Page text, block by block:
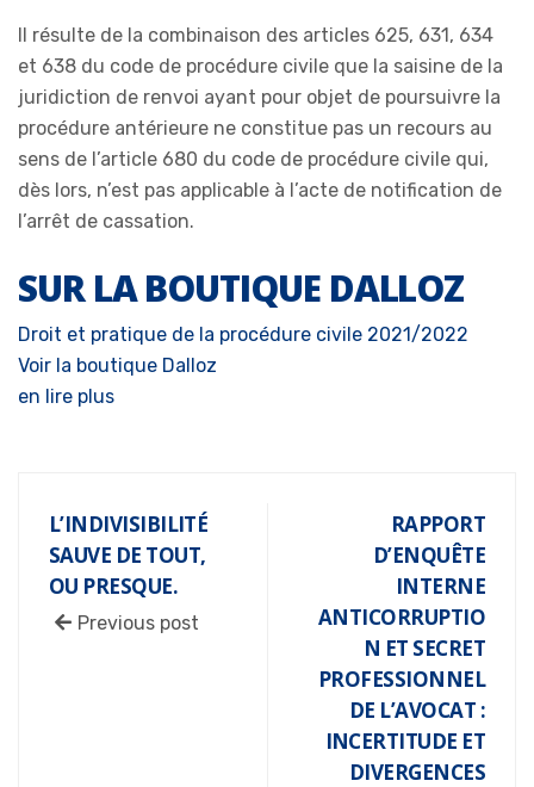
Il résulte de la combinaison des articles 625, 631, 634
et 638 du code de procédure civile que la saisine de la
juridiction de renvoi ayant pour objet de poursuivre la
procédure antérieure ne constitue pas un recours au
sens de l’article 680 du code de procédure civile qui,
dès lors, n’est pas applicable à l’acte de notification de
l’arrêt de cassation.
SUR LA BOUTIQUE DALLOZ
Droit et pratique de la procédure civile 2021/2022
Voir la boutique Dalloz
en lire plus
L’INDIVISIBILITÉ
SAUVE DE TOUT,
OU PRESQUE.
Previous post
RAPPORT
D’ENQUÊTE
INTERNE
ANTICORRUPTIO
N ET SECRET
PROFESSIONNEL
DE L’AVOCAT :
INCERTITUDE ET
DIVERGENCES